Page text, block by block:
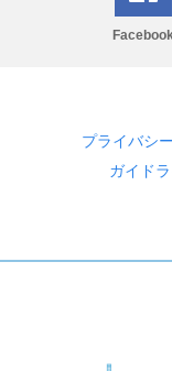
プライバシ
ガイド